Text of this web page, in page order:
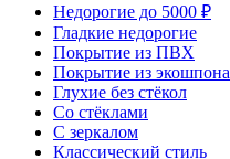
Недорогие до 5000 ₽
Гладкие недорогие
Покрытие из ПВХ
Покрытие из экошпона
Глухие без стёкол
Со стёклами
С зеркалом
Классический стиль